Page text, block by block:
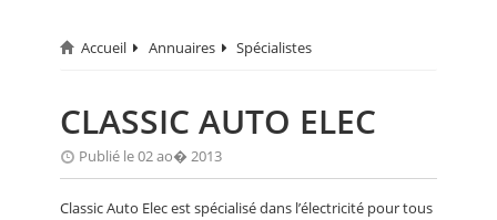
CIRCUIT
RALLYE
MONTAGNE
EVÈNEMENTS
Accueil Annuaires Spécialistes
CLASSIC AUTO ELEC
Publié le 02 ao� 2013
Classic Auto Elec est spécialisé dans l’électricité pour tous